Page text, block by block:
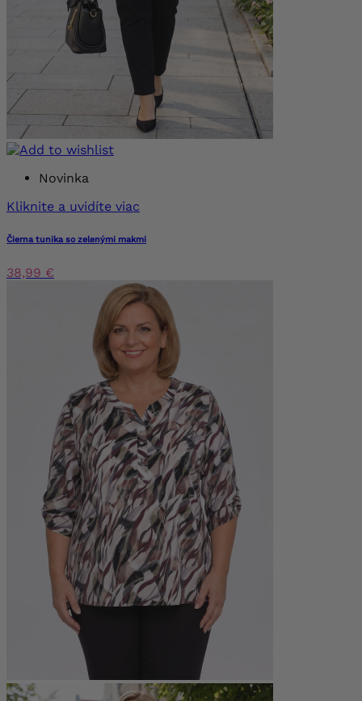
Novinka
Kliknite a uvidíte viac
Čierna tunika so zelenými makmi
38,99 €